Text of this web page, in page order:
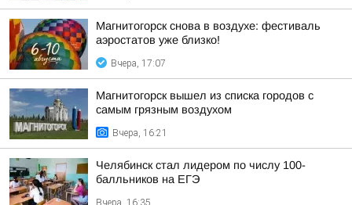
Магнитогорск снова в воздухе: фестиваль
аэростатов уже близко!
Вчера, 17:07
Магнитогорск вышел из списка городов с
самым грязным воздухом
Вчера, 16:21
Челябинск стал лидером по числу 100-
балльников на ЕГЭ
Вчера, 16:35